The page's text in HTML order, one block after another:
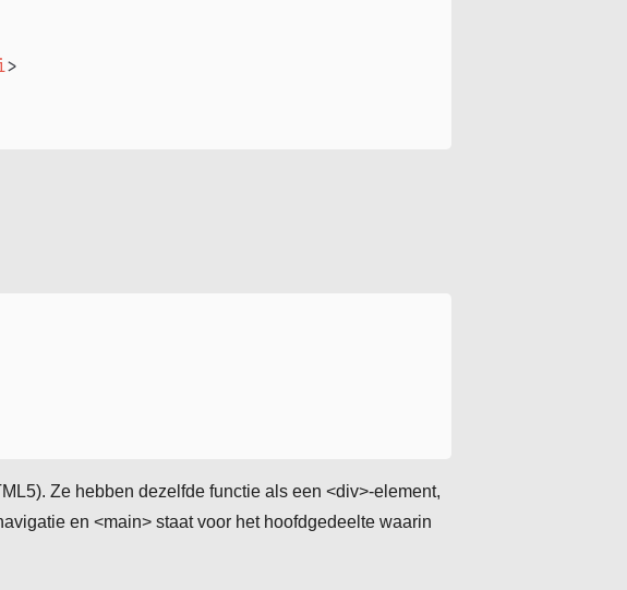
>
Ze hebben dezelfde functie als een <div>-element,
en <main> staat voor het hoofdgedeelte waarin